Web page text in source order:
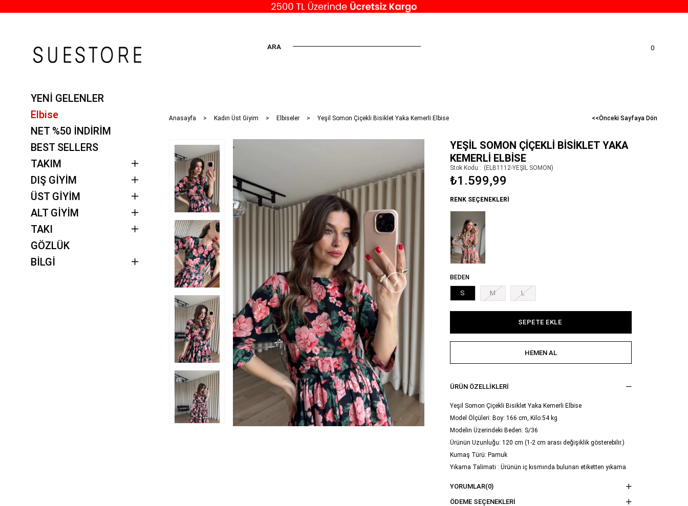
0
YENİ GELENLER
Elbise
NET %50 İNDİRİM
BEST SELLERS
TAKIM
DIŞ GİYİM
ÜST GİYİM
ALT GİYİM
TAKI
GÖZLÜK
BİLGİ
ARA
Anasayfa Kadın Üst Giyim Elbiseler Yeşil Somon Çiçekli Bisiklet Yaka Kemerli Elbise <<Önceki Sayfaya Dön
›
YEŞIL SOMON ÇIÇEKLI BISIKLET YAKA
KEMERLI ELBISE
Stok Kodu (ELB1112-YEŞİL SOMON)
₺1.599,99
RENK SEÇENEKLERI
BEDEN
S M L
ÜRÜN ÖZELLIKLERI
Yeşil Somon Çiçekli Bisiklet Yaka Kemerli Elbise
Model Ölçüleri: Boy: 166 cm, Kilo:54 kg
Modelin Üzerindeki Beden: S/36
Ürünün Uzunluğu: 120 cm (1-2 cm arası değişiklik gösterebilir.)
Kumaş Türü: Pamuk
Yıkama Talimatı : Ürünün iç kısmında bulunan etiketten yıkama
YORUMLAR(0)
ÖDEME SEÇENEKLERI